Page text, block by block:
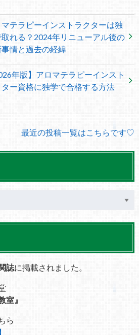
マテラピーインストラクターは独
れる？2024年リニューアル後の
情と過去の経緯
年版】アロマテラピーインスト
ター資格に独学で合格する方法
最近の投稿一覧はこちらです♡
誌に掲載されました。
室』
ら